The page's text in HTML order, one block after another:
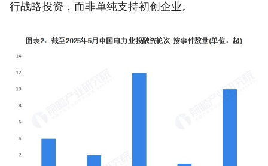
行战略投资，而非单纯支持初创企业。